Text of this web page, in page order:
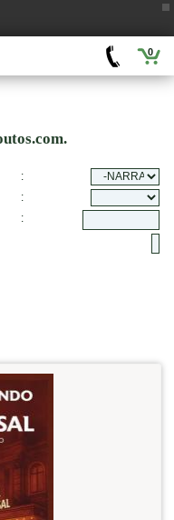
0
:
:
: